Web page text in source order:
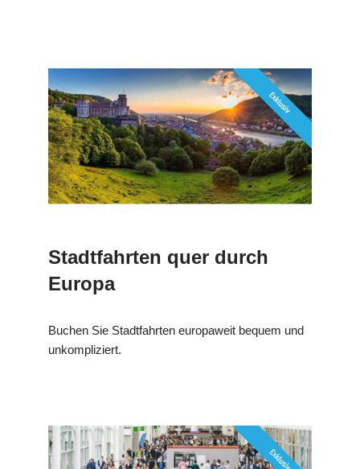
Stadtfahrten quer durch
Europa
Buchen Sie Stadtfahrten europaweit bequem und
unkompliziert.